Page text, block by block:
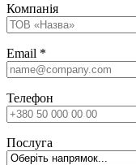
Компанія
Email *
Телефон
Послуга